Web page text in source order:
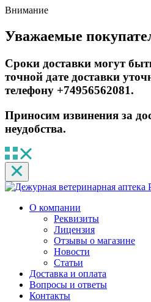
Внимание
Уважаемые
Сроки доставки могут
точной дате доставки
телефону +74956562081.
Приносим извинения за
неудобства.
О компании
Реквизиты
Лицензия
Отзывы о магазине
Новости
Статьи
Доставка и оплата
Вопросы и ответы
Контакты